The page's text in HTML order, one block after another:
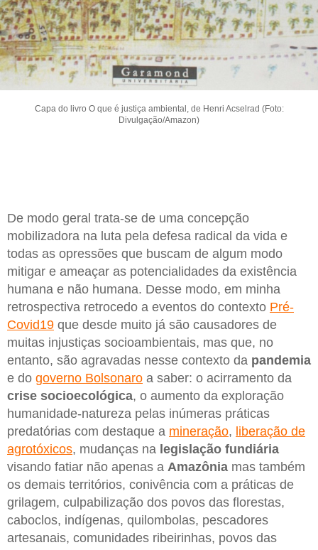
Capa do livro O que é justiça ambiental, de Henri Acselrad (Foto:
Divulgação/Amazon)
De modo geral trata-se de uma concepção
mobilizadora na luta pela defesa radical da vida e
todas as opressões que buscam de algum modo
mitigar e ameaçar as potencialidades da existência
humana e não humana. Desse modo, em minha
retrospectiva retrocedo a eventos do contexto Pré-
Covid19 que desde muito já são causadores de
muitas injustiças socioambientais, mas que, no
entanto, são agravadas nesse contexto da pandemia
e do governo Bolsonaro a saber: o acirramento da
crise socioecológica, o aumento da exploração
humanidade-natureza pelas inúmeras práticas
predatórias com destaque a mineração, liberação de
agrotóxicos, mudanças na legislação fundiária
visando fatiar não apenas a Amazônia mas também
os demais territórios, conivência com a práticas de
grilagem, culpabilização dos povos das florestas,
caboclos, indígenas, quilombolas, pescadores
artesanais, comunidades ribeirinhas, povos das